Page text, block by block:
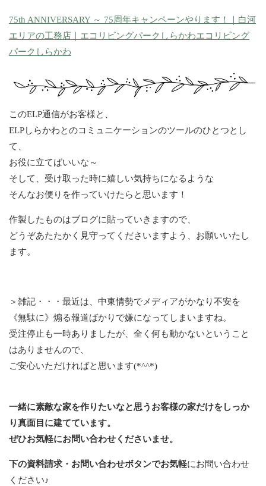
75th ANNIVERSARY ～ 75周年キャンペーンやります！｜白河
エリアの工務店｜エコリビングパークしらかわエコリビング
パークしらかわ
このELP通信がお客様と、
ELPしらかわとのコミュニケーションのツールのひとつとし
て、
お役に立てばいいな～
そして、受け取った時に嬉しい気持ちになるような
そんなお便りを作っていけたらと思います！
作製したものはブログに貼っていきますので、
どうぞあたたかく見守ってくださいますよう、お願いいたし
ます。
＞雑記・・・最近は、中東情勢でメディアがかなり不安を
《無駄に》煽る報道ばかりで嫌になってしまいますね。
受注停止も一時ありましたが、全く何も動かないということ
はありませんので、
ご安心いただければと思います(*^^*)
一緒に素敵な家を作りたいなと思うお客様の家だけをしっか
り真面目に建てています。
ぜひお気軽にお問い合わせくださいませ。
下の資料請求・お問い合わせボタンでお気軽にお問い合わせ
ください♪